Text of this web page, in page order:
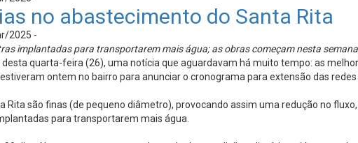
no abastecimento do Santa Rita
2025 -
implantadas para transportarem mais água; as obras começam nesta
quarta-feira (26), uma notícia que aguardavam há muito tempo: as
ontem no bairro para anunciar o cronograma para extensão das
são finas (de pequeno diâmetro), provocando assim uma redução no
para transportarem mais água.